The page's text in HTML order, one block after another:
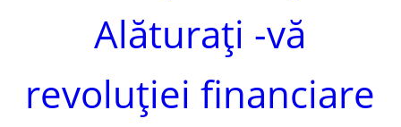
Alăturați -vă
revoluției financiare